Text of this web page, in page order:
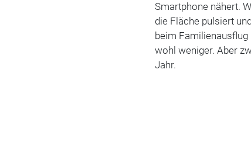
Smartphone nähert.
die Fläche pulsiert
beim
wohl weniger. Aber
Jahr.